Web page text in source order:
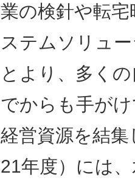
業の検針や転
ステムソリュ
とより、多く
でからも手が
経営資源を結
21年度）には